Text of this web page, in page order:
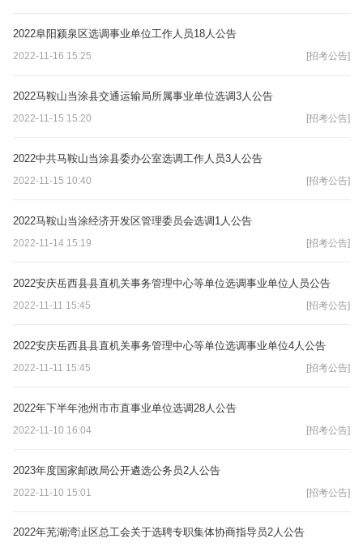
2022阜阳颍泉区选调事业单位工作人员18人公告
2022-11-16 15:25 [招考公告]
2022马鞍山当涂县交通运输局所属事业单位选调3人公告
2022-11-15 15:20 [招考公告]
2022中共马鞍山当涂县委办公室选调工作人员3人公告
2022-11-15 10:40 [招考公告]
2022马鞍山当涂经济开发区管理委员会选调1人公告
2022-11-14 15:19 [招考公告]
2022安庆岳西县县直机关事务管理中心等单位选调事业单位人员公告
2022-11-11 15:45 [招考公告]
2022安庆岳西县县直机关事务管理中心等单位选调事业单位4人公告
2022-11-11 15:45 [招考公告]
2022年下半年池州市市直事业单位选调28人公告
2022-11-10 16:04 [招考公告]
2023年度国家邮政局公开遴选公务员2人公告
2022-11-10 15:01 [招考公告]
2022年芜湖湾沚区总工会关于选聘专职集体协商指导员2人公告